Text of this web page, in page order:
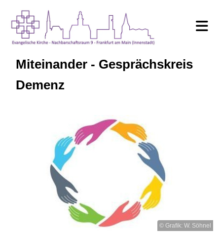
Miteinander - Gesprächskreis
Demenz
© Grafik: W. Söhnel